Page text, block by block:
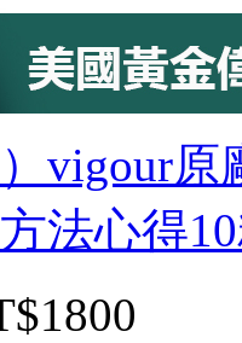
）vigour
法心得